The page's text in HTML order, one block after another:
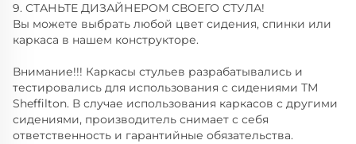
9. СТАНЬТЕ ДИЗАЙНЕРОМ СВОЕГО СТУЛА!
Вы можете выбрать любой цвет сидения, спинки или
каркаса в нашем конструкторе.
Внимание!!! Каркасы стульев разрабатывались и
тестировались для использования с сидениями ТМ
Sheffilton. В случае использования каркасов с другими
сидениями, производитель снимает с себя
ответственность и гарантийные обязательства.